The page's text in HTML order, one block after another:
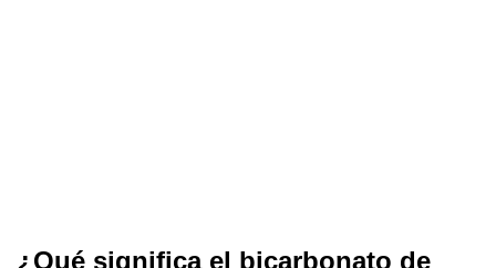
¿Qué significa el bicarbonato de